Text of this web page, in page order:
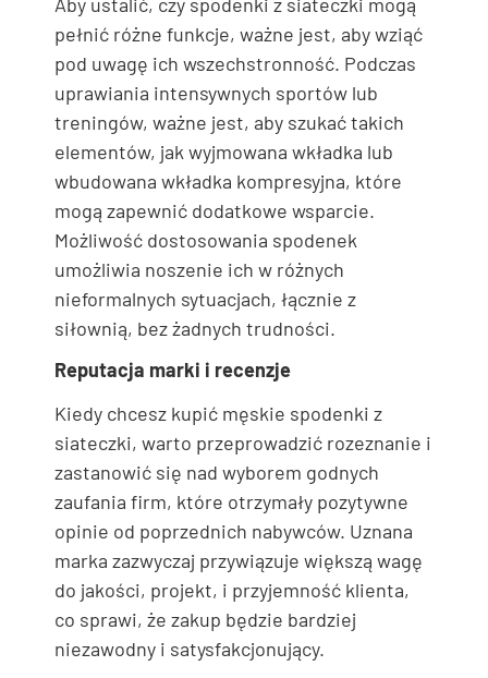
pełnić różne funkcje, ważne jest, aby wziąć
pod uwagę ich wszechstronność. Podczas
uprawiania intensywnych sportów lub
treningów, ważne jest, aby szukać takich
elementów, jak wyjmowana wkładka lub
wbudowana wkładka kompresyjna, które
mogą zapewnić dodatkowe wsparcie.
Możliwość dostosowania spodenek
umożliwia noszenie ich w różnych
nieformalnych sytuacjach, łącznie z
siłownią, bez żadnych trudności.
Reputacja marki i recenzje
Kiedy chcesz kupić męskie spodenki z
siateczki, warto przeprowadzić rozeznanie i
zastanowić się nad wyborem godnych
zaufania firm, które otrzymały pozytywne
opinie od poprzednich nabywców. Uznana
marka zazwyczaj przywiązuje większą wagę
do jakości, projekt, i przyjemność klienta,
co sprawi, że zakup będzie bardziej
niezawodny i satysfakcjonujący.